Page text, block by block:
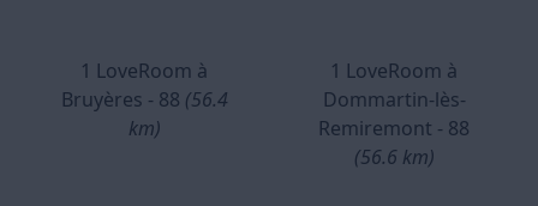
1 LoveRoom à
Bruyères - 88 (56.4
km)
1 LoveRoom à
Dommartin-lès-
Remiremont - 88
(56.6 km)